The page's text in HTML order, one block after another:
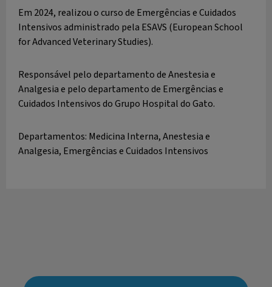
Em 2024, realizou o curso de Emergências e Cuidados
Intensivos administrado pela ESAVS (European School
for Advanced Veterinary Studies).
Responsável pelo departamento de Anestesia e
Analgesia e pelo departamento de Emergências e
Cuidados Intensivos do Grupo Hospital do Gato.
Departamentos: Medicina Interna, Anestesia e
Analgesia, Emergências e Cuidados Intensivos